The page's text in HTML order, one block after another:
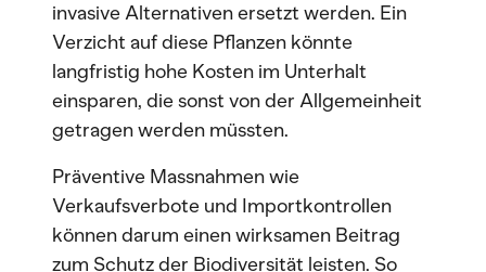
invasive Alternativen ersetzt werden. Ein
Verzicht auf diese Pflanzen könnte
langfristig hohe Kosten im Unterhalt
einsparen, die sonst von der Allgemeinheit
getragen werden müssten.
Präventive Massnahmen wie
Verkaufsverbote und Importkontrollen
können darum einen wirksamen Beitrag
zum Schutz der Biodiversität leisten. So